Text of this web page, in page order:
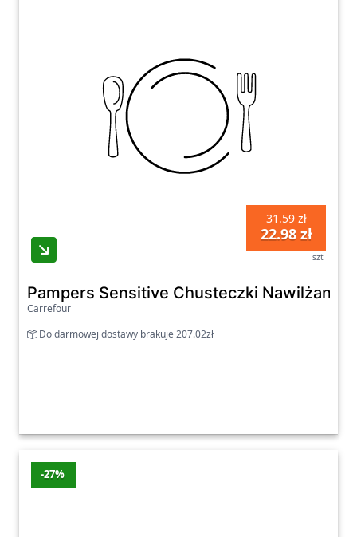
31.59 zł
22.98 zł
szt
Pampers Sensitive Chusteczki Nawilżane
Carrefour
Do darmowej dostawy brakuje 207.02zł
-27%